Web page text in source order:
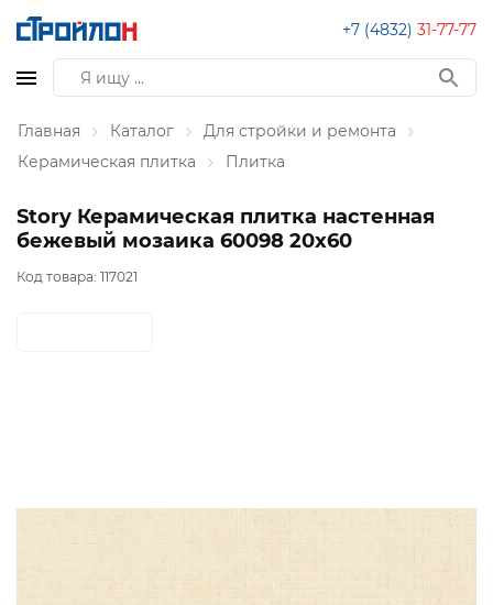
+7 (4832) 31-77-77
Главная Каталог
Для стройки и ремонта
Керамическая плитка
Плитка
Story Керамическая плитка настенная
бежевый мозаика 60098 20х60
Код товара: 117021